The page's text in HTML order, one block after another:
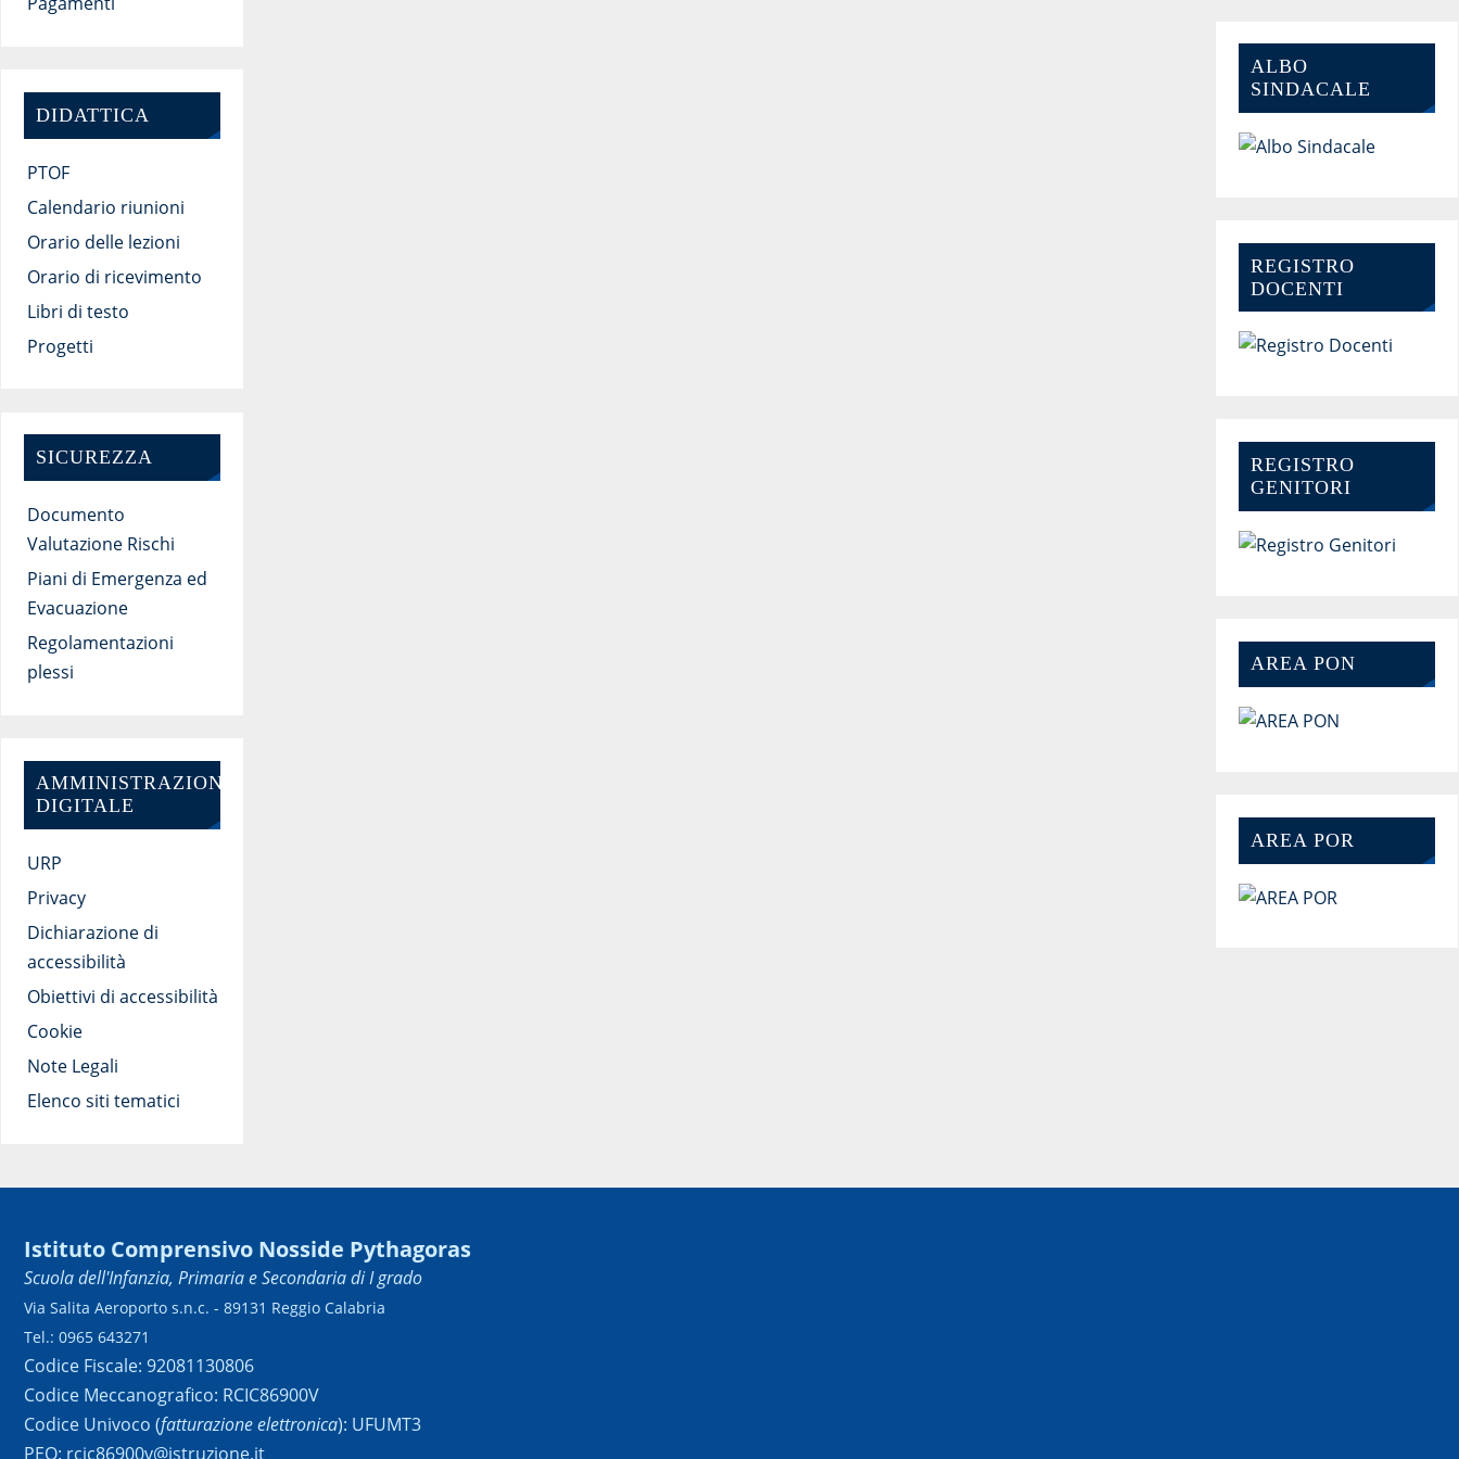
DIDATTICA
PTOF
Calendario riunioni
Orario delle lezioni
Orario di ricevimento
Libri di testo
Progetti
SICUREZZA
Documento
Valutazione Rischi
Piani di Emergenza ed
Evacuazione
Regolamentazioni
plessi
AMMINISTRAZIONE
DIGITALE
URP
Privacy
Dichiarazione di
accessibilità
Obiettivi di accessibilità
Cookie
Note Legali
Elenco siti tematici
ALBO
SINDACALE
REGISTRO
DOCENTI
REGISTRO
GENITORI
AREA PON
AREA POR
Istituto Comprensivo Nosside Pythagoras
Scuola dell'Infanzia, Primaria e Secondaria di I grado
Via Salita Aeroporto s.n.c. - 89131 Reggio Calabria
Tel.: 0965 643271
Codice Fiscale: 92081130806
Codice Meccanografico: RCIC86900V
Codice Univoco (fatturazione elettronica): UFUMT3
PEO: rcic86900v@istruzione.it